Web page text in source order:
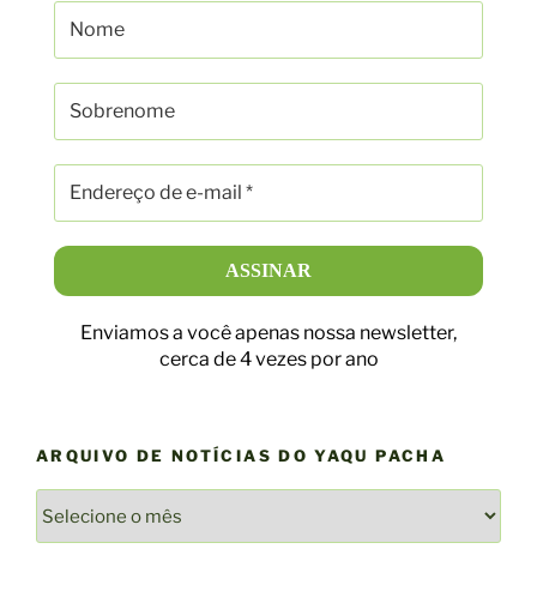
Enviamos a você apenas nossa newsletter,
cerca de 4 vezes por ano
ARQUIVO DE NOTÍCIAS DO YAQU PACHA